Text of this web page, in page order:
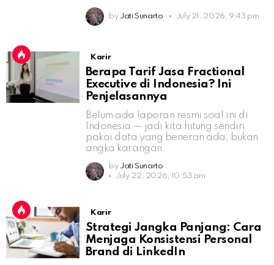
by Jati Sunarto July 21, 2026, 9:43 pm
Karir
Berapa Tarif Jasa Fractional
Executive di Indonesia? Ini
Penjelasannya
Belum ada laporan resmi soal ini di
Indonesia — jadi kita hitung sendiri
pakai data yang beneran ada, bukan
angka karangan.
by Jati Sunarto
July 22, 2026, 10:53 am
Karir
Strategi Jangka Panjang: Cara
Menjaga Konsistensi Personal
Brand di LinkedIn